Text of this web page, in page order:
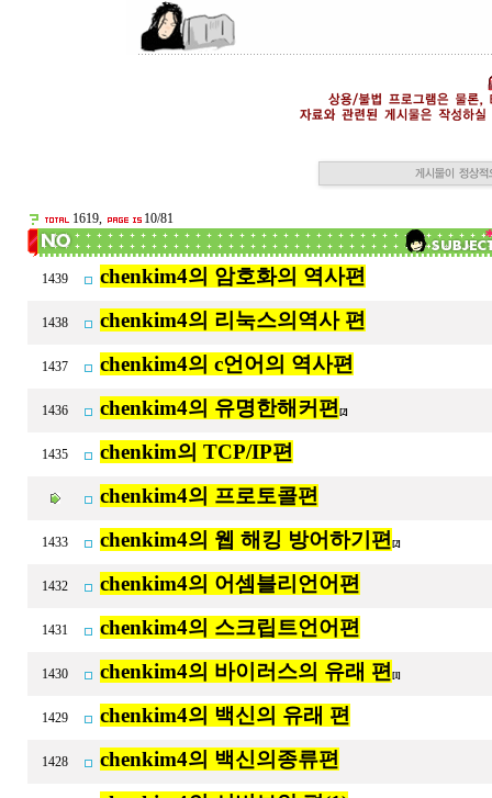
1619, 10/81
1439 chenkim4의 암호화의 역사편
1438 chenkim4의 리눅스의역사 편
1437 chenkim4의 c언어의 역사편
1436 chenkim4의 유명한해커편 [2]
1435
chenkim의 TCP/IP편
chenkim4의 프로토콜편
1433 chenkim4의 웹 해킹 방어하기편 [2]
1432 chenkim4의 어셈블리언어편
1431 chenkim4의 스크립트언어편
1430 chenkim4의 바이러스의 유래 편 [1]
1429 chenkim4의 백신의 유래 편
1428 chenkim4의 백신의종류편